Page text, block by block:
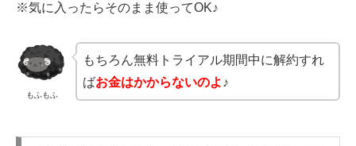
※気に入ったらそのまま使ってOK♪
もふもふ
もちろん無料トライアル期間中に解約すれ
ばお金はかからないのよ ♪